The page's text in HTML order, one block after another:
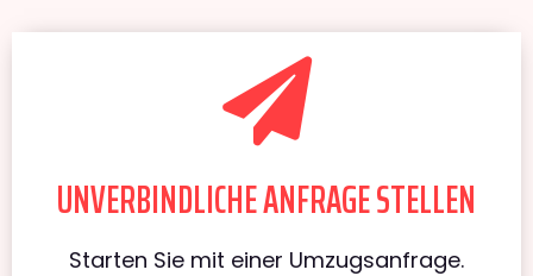
UNVERBINDLICHE ANFRAGE STELLEN
Starten Sie mit einer Umzugsanfrage.